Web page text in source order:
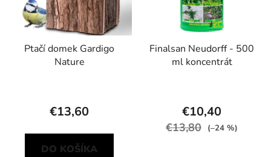
Ptačí domek Gardigo
Nature
€13,60
DO KOŠÍKA
Finalsan Neudorff - 500
ml koncentrát
€10,40
€13,80 (–24 %)